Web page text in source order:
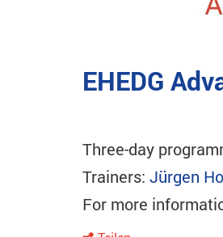
EHEDG
Three-day
Trainers: Jürgen
For more